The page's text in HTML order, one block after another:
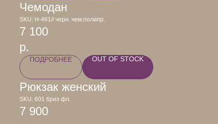
Чемодан
SKU: Н-461// черн. чем.полипр.
7 100
р.
ПОДРОБНЕЕ OUT OF STOCK
Рюкзак женский
SKU: 601 бриз фл.
7 900